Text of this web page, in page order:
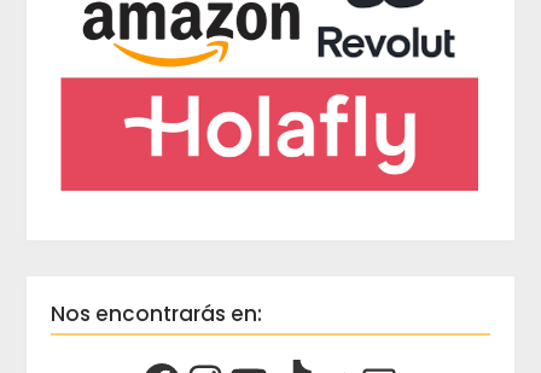
Nos encontrarás en: